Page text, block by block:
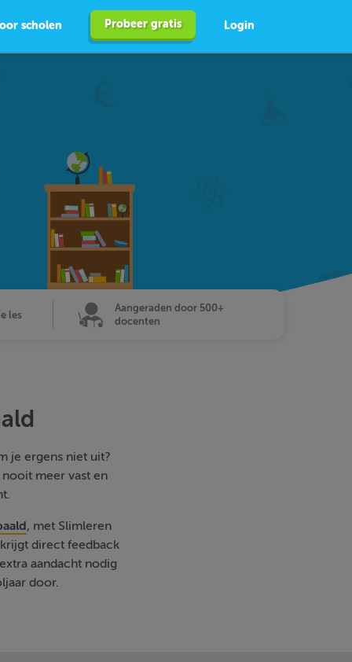
scholen Probeer gratis Login
les
Aangeraden door 500+
docenten
je ergens niet uit?
meer vast en
, met Slimleren
direct feedback
aandacht nodig
door.